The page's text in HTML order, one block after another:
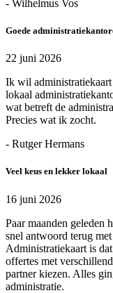
- Wilhelmus Vos
Goede
22 juni 2026
Ik wil
lokaal
wat betreft de
Precies wat ik zocht.
- Rutger Hermans
Veel keus en lekker lokaal
16 juni 2026
Paar maanden geleden
snel antwoord terug
Administratiekaart is
offertes met
partner kiezen. Alles
administratie.